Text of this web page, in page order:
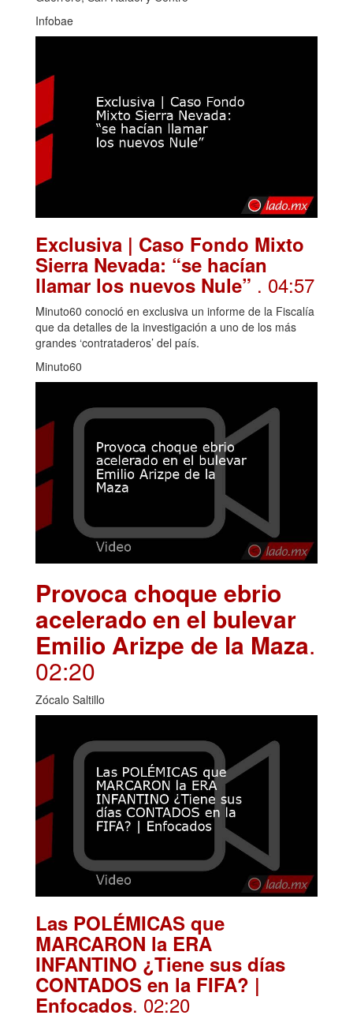
Infobae
Exclusiva | Caso Fondo Mixto
Sierra Nevada: “se hacían
llamar los nuevos Nule” . 04:57
Minuto60 conoció en exclusiva un informe de la Fiscalía
que da detalles de la investigación a uno de los más
grandes ‘contrataderos’ del país.
Minuto60
Provoca choque ebrio
acelerado en el bulevar
Emilio Arizpe de la Maza.
02:20
Zócalo Saltillo
Las POLÉMICAS que
MARCARON la ERA
INFANTINO ¿Tiene sus días
CONTADOS en la FIFA? |
Enfocados. 02:20